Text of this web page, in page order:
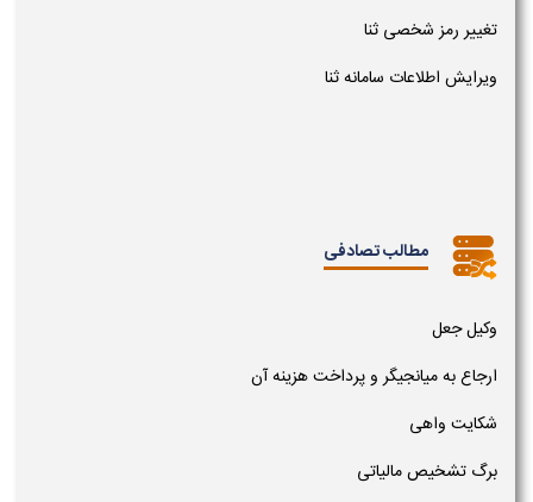
تغییر رمز شخصی ثنا
ویرایش اطلاعات سامانه ثنا
مطالب تصادفی
وکیل جعل
ارجاع به میانجیگر و پرداخت هزینه آن
شکایت واهی
برگ تشخیص مالیاتی